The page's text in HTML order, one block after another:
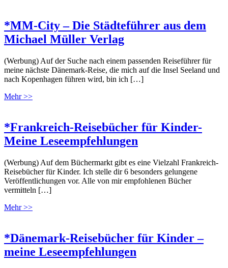
*MM-City – Die Städteführer aus dem
Michael Müller Verlag
(Werbung) Auf der Suche nach einem passenden Reiseführer für
meine nächste Dänemark-Reise, die mich auf die Insel Seeland und
nach Kopenhagen führen wird, bin ich […]
Mehr >>
*Frankreich-Reisebücher für Kinder-
Meine Leseempfehlungen
(Werbung) Auf dem Büchermarkt gibt es eine Vielzahl Frankreich-
Reisebücher für Kinder. Ich stelle dir 6 besonders gelungene
Veröffentlichungen vor. Alle von mir empfohlenen Bücher
vermitteln […]
Mehr >>
*Dänemark-Reisebücher für Kinder –
meine Leseempfehlungen